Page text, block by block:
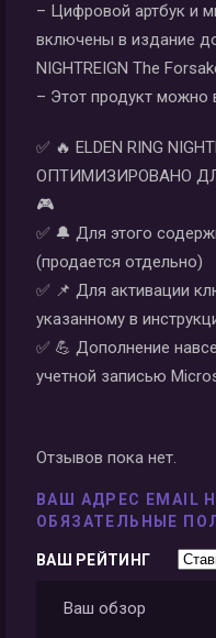
– Цифровой артбук и
включены в издание
NIGHTREIGN The
– Этот продукт можно
✅ 🔥 ELDEN RING
ОПТИМИЗИРОВАНО ДЛЯ
🎮
✅ 🔔 Для этого
(продается отдельно)
✅ 📌 Для активации
указанному в
✅ 💪 Дополнение
учетной записью
Отзывов пока нет.
ВАШ АДРЕС EMAIL
ОБЯЗАТЕЛЬНЫЕ
ВАШ РЕЙТИНГ